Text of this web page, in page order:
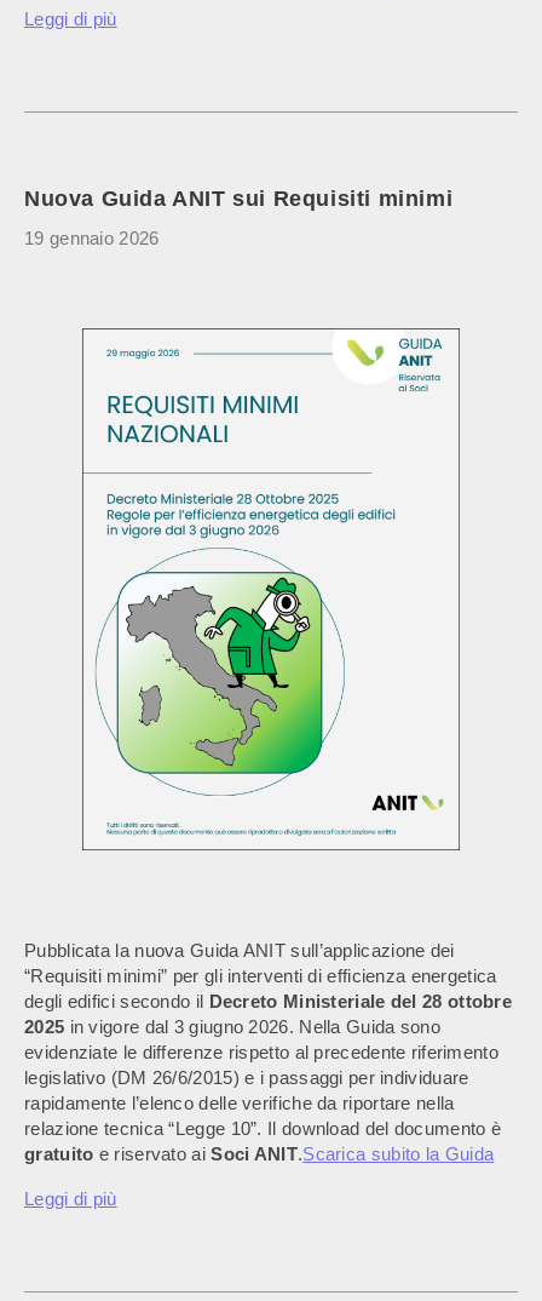
Leggi di più
Nuova Guida ANIT sui Requisiti minimi
19 gennaio 2026
Pubblicata la nuova Guida ANIT sull’applicazione dei
“Requisiti minimi” per gli interventi di efficienza energetica
degli edifici secondo il
Decreto Ministeriale del 28 ottobre
2025 in vigore dal 3 giugno 2026. Nella Guida sono
evidenziate le differenze rispetto al precedente riferimento
legislativo (DM 26/6/2015) e i passaggi per individuare
rapidamente l’elenco delle verifiche da riportare nella
relazione tecnica “Legge 10”. Il download del documento è
gratuito e riservato aiSoci ANIT.Scarica subito la Guida
Leggi di più